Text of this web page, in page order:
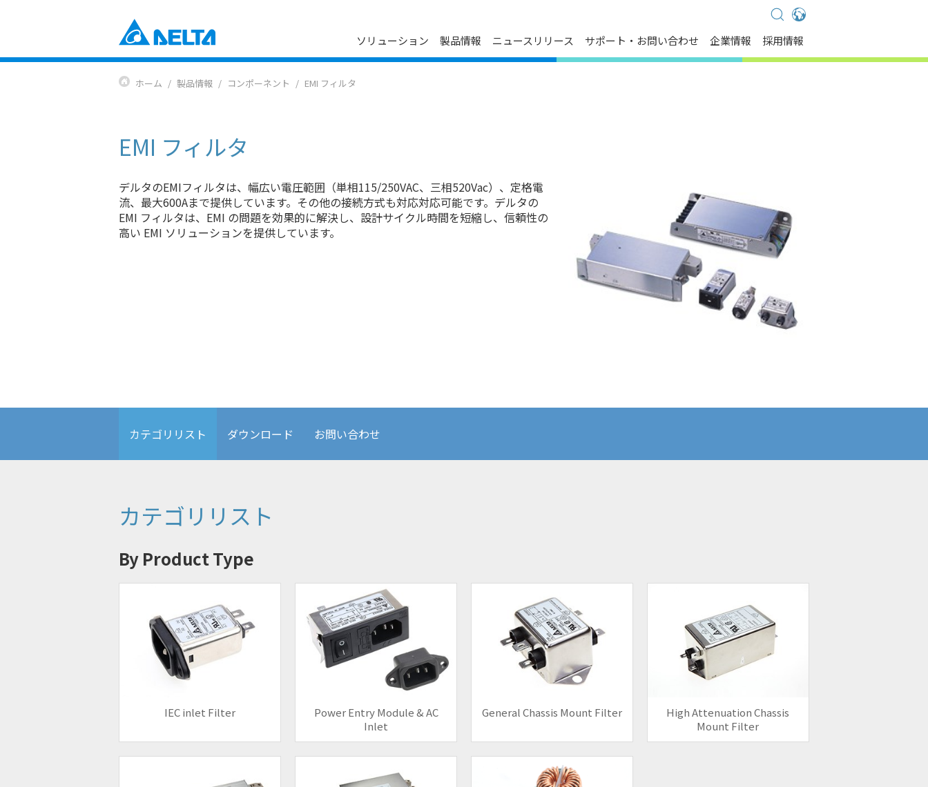
Global - English
Global - 繁體中文
Americas - English
Japan - 日本語
Korea - 한국어
Singapore - English
Thailand - English
Thailand - ไทย
ソリューション
産業自動化ソリューション
ビルオートメーションソリューション
スマートエネルギーソリューション
ディスプレイ・監視ソリューション
製品情報
Power Electronics
DCブラシレスファン＆ブロワー
EVパワートレインシステム
Automation
産業自動化
ニュースリリース サポート・お問い合わせ 企業情報
ESG
関連会社一覧
採用情報
ホーム 製品情報 コンポーネント EMI フィルタ
EMI フィルタ
デルタのEMIフィルタは、幅広い電圧範囲（単相115/250VAC、三相520Vac）、定格電
流、最大600Aまで提供しています。その他の接続方式も対応対応可能です。デルタの
EMI フィルタは、EMI の問題を効果的に解決し、設計サイクル時間を短縮し、信頼性の
高い EMI ソリューションを提供しています。
カテゴリリスト ダウンロード お問い合わせ
カテゴリリスト
By Product Type
IEC inlet Filter
Power Entry Module & AC
Inlet
General Chassis Mount Filter
High Attenuation Chassis
Mount Filter